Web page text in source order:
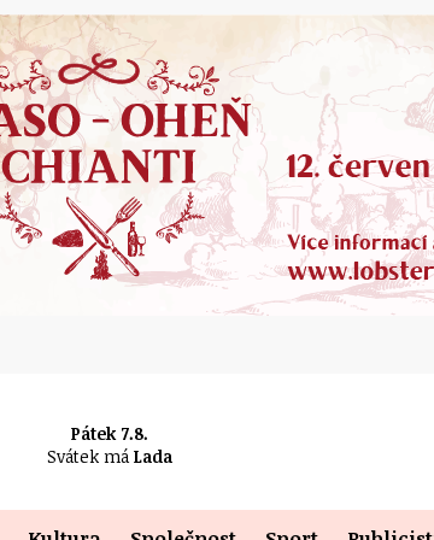
Pátek 7.8.
Svátek má Lada